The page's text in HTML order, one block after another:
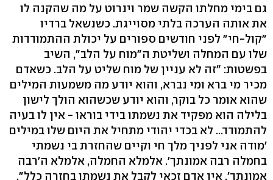
גם בימי מחלתו הקשה שמר וינרוט על מה שהקנה לו
את אותה הערכה בלתי מסוייגת. כשנשאל ברדיו
"קול-חי" לפני חודשים ספורים על יכולת ההתמודדות
שלו עם המחלה ושליטת ה"מוח על הלב", השיב
בפשטות: "זה לא עניין של מוח שליט על הלב. כשאדם
מכיר מי ברא ומי נברא, והוא יודע מה משמעות המילים
שהוא אומר כל בוקר, והוא יודע שכשהוא הולך לישון
בלילה הוא מפקיד את נשמתו בידי בוראו - אין לו בעיה
להתמודד... לא בכדי יהודי מתחיל את היום שלו במילים
'מודה אני לפניך מלך חי וקיים שהחזרת בי נשמתי
בחמלה רבה אמונתך'. אלמלא החמלה, אלמלא ה'רבה
אמונתך', אין אדם זכאי לקבל את נשמתו בחזרה כלל".